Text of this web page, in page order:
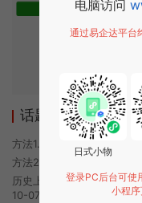
话题互动小程序使
方法1. 使用微信扫描本页
方法2. 在微信中搜索“话题
历史上的今时小程序由话
10-07 01:00发布
电脑访问
通过易企达平台
日式小物
登录PC后台可使
小程